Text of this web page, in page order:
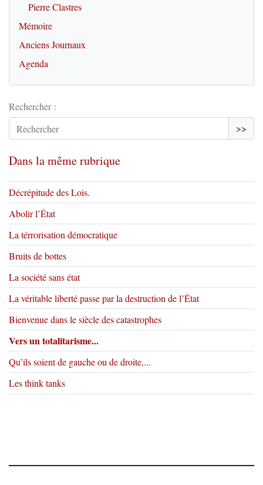
Pierre Clastres
Mémoire
Anciens Journaux
Agenda
Rechercher :
>>
Dans la même rubrique
Décrépitude des Lois.
Abolir l’État
La térrorisation démocratique
Bruits de bottes
La société sans état
La véritable liberté passe par la destruction de l’État
Bienvenue dans le siècle des catastrophes
Vers un totalitarisme...
Qu’ils soient de gauche ou de droite,...
Les think tanks